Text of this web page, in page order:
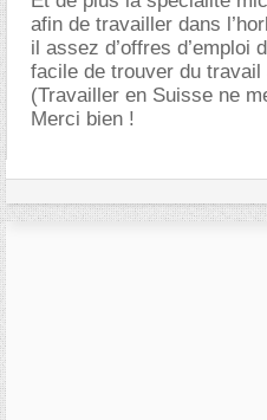
afin de travailler dans
il assez d’offres d’emploi
facile de trouver du
(Travailler en Suisse ne
Merci bien !